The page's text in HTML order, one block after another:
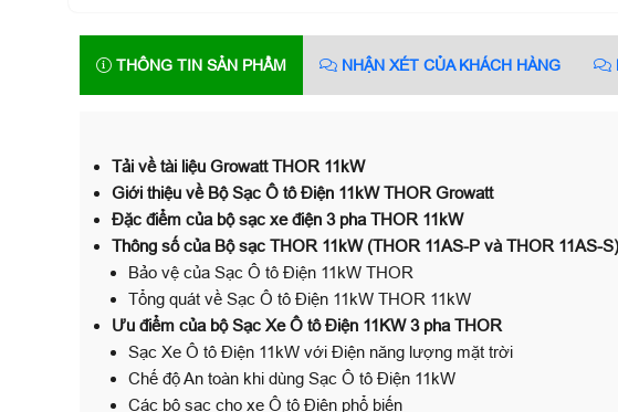
THÔNG TIN SẢN PHẨM NHẬN XÉT CỦA KHÁCH HÀNG
Tải về tài liệu Growatt THOR 11kW
Giới thiệu về Bộ Sạc Ô tô Điện 11kW THOR Growatt
Đặc điểm của bộ sạc xe điện 3 pha THOR 11kW
Thông số của Bộ sạc THOR 11kW (THOR 11AS-P và THOR 11AS-S)
Bảo vệ của Sạc Ô tô Điện 11kW THOR
Tổng quát về Sạc Ô tô Điện 11kW THOR 11kW
Ưu điểm của bộ Sạc Xe Ô tô Điện 11KW 3 pha THOR
Sạc Xe Ô tô Điện 11kW với Điện năng lượng mặt trời
Chế độ An toàn khi dùng Sạc Ô tô Điện 11kW
Các bộ sạc cho xe Ô tô Điện phổ biến